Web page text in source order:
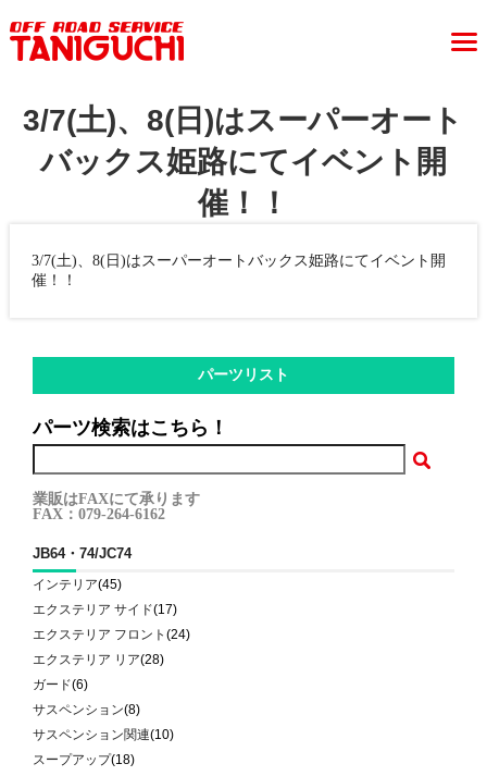
パーツリスト
パーツ検索はこちら！
業販はFAXにて承ります
FAX：079-264-6162
JB64・74/JC74
インテリア(45)
エクステリア サイド(17)
エクステリア フロント(24)
エクステリア リア(28)
ガード(6)
サスペンション(8)
サスペンション関連(10)
スープアップ(18)
3/7(土)、8(日)はスーパーオート
バックス姫路にてイベント開
催！！
3/7(土)、8(日)はスーパーオートバックス姫路にてイベント開
催！！